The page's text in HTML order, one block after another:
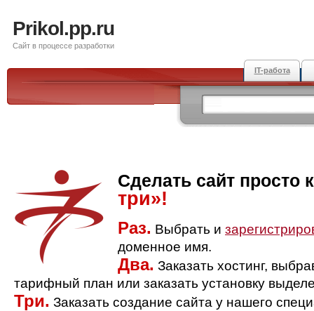
Prikol.pp.ru
Сайт в процессе разработки
IT-работа
Сделать сайт просто
три»!
Раз. Выбрать и
доменное имя.
Два. Заказать хостинг,
тарифный план или заказать установку
Три. Заказать создание сайта у нашего